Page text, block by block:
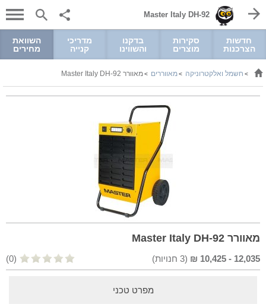
Master Italy DH-92
חדשות
הצרכנות
סקירות
מוצרים
בדקנו
והשווינו
מדריכי
קנייה
השוואת
מחירים
> חשמל ואלקטרוניקה >מאווררים >מאוורר Master Italy DH-92
מאוורר Master Italy DH-92
12,035
-
10,425
₪
(
3 חנויות) (0)
מפרט טכני